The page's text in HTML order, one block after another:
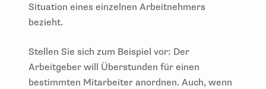
Situation eines einzelnen Arbeitnehmers
bezieht.
Stellen Sie sich zum Beispiel vor: Der
Arbeitgeber will Überstunden für einen
bestimmten Mitarbeiter anordnen. Auch, wenn